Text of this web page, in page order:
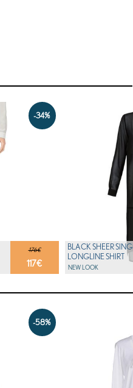
-34%
176€
117€
BLACK SHEER
LONGLINE SHIRT
NEW LOOK
-58%